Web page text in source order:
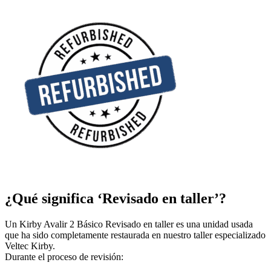
¿Qué significa ‘Revisado en taller’?
Un Kirby Avalir 2 Básico Revisado en taller es una unidad usada
que ha sido completamente restaurada en nuestro taller especializado
Veltec Kirby.
Durante el proceso de revisión: